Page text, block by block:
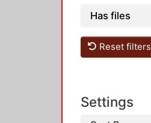
Has files
Reset filters
Settings